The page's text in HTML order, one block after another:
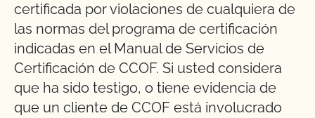
certificada por violaciones de cualquiera de
las normas del programa de certificación
indicadas en el Manual de Servicios de
Certificación de CCOF. Si usted considera
que ha sido testigo, o tiene evidencia de
que un cliente de CCOF está involucrado